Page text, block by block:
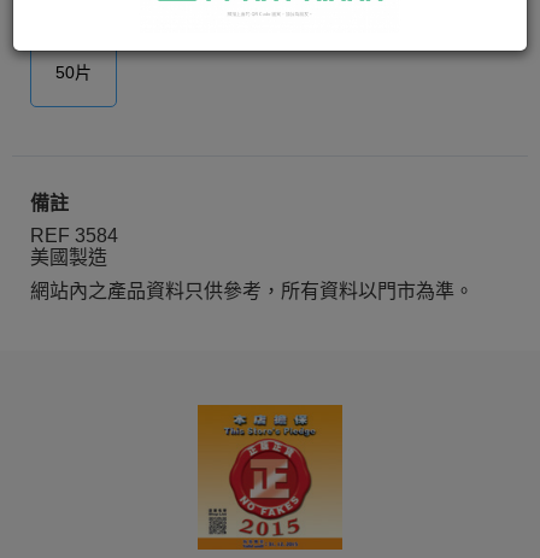
50片
備註
REF 3584
美國製造
網站內之產品資料只供參考，所有資料以門市為準。